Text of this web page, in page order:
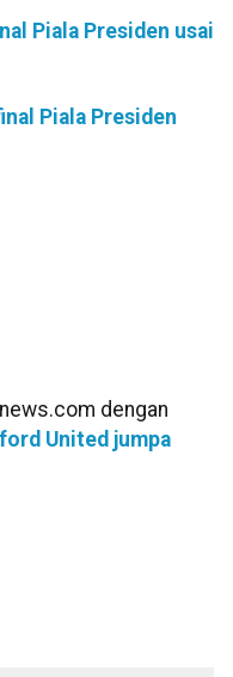
Piala Presiden usai
Piala Presiden
dengan
United jumpa